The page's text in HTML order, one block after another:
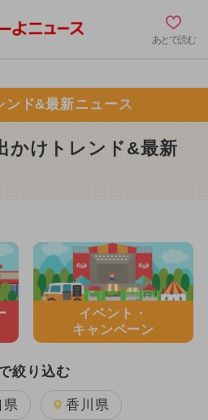
あとで読む
ンド&最新ニュース
かけトレンド&最新
イベント・
キャンペーン
絞り込む
県 香川県